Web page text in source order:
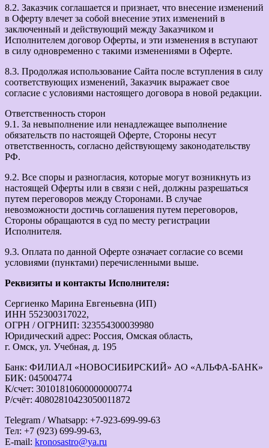
8.2. Заказчик соглашается и признает, что внесение изменений
в Оферту влечет за собой внесение этих изменений в
заключенный и действующий между Заказчиком и
Исполнителем договор Оферты, и эти изменения в вступают
в силу одновременно с такими изменениями в Оферте.
8.3. Продолжая использование Сайта после вступления в силу
соответствующих изменений, Заказчик выражает свое
согласие с условиями настоящего договора в новой редакции.
Ответственность сторон
9.1. За невыполнение или ненадлежащее выполнение
обязательств по настоящей Оферте, Стороны несут
ответственность, согласно действующему законодательству
РФ.
9.2. Все споры и разногласия, которые могут возникнуть из
настоящей Оферты или в связи с ней, должны разрешаться
путем переговоров между Сторонами. В случае
невозможности достичь соглашения путем переговоров,
Стороны обращаются в суд по месту регистрации
Исполнителя.
9.3. Оплата по данной Оферте означает согласие со всеми
условиями (пунктами) перечисленными выше.
Реквизиты и контакты Исполнителя:
Сергиенко Марина Евгеньевна (ИП)
ИНН 552300317022,
ОГРН / ОГРНИП: 323554300039980
Юридический адрес: Россия, Омская область,
г. Омск, ул. Учебная, д. 195
Банк: ФИЛИАЛ «НОВОСИБИРСКИЙ» АО «АЛЬФА-БАНК»
БИК: 045004774
К/счет: 30101810600000000774
Р/счёт: 40802810423050011872
Telegram / Whatsapp: +7-923-699-99-63
Тел: +7 (923) 699-99-63,
E-mail: kronosastro@ya.ru